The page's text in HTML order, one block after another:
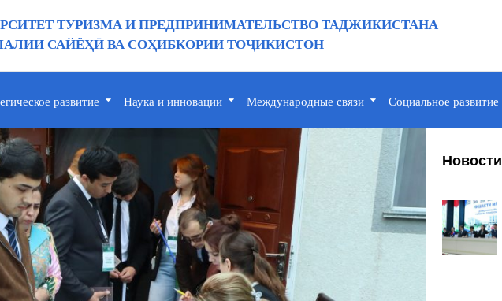
ТУРИЗМА И ПРЕДПРИНИМАТЕЛЬСТВО ТАДЖИКИСТАНА
САЙЁҲӢ ВА СОҲИБКОРИИ ТОҶИКИСТОН
развитие Наука и инновации Международные связи Социальное развитие
Новости